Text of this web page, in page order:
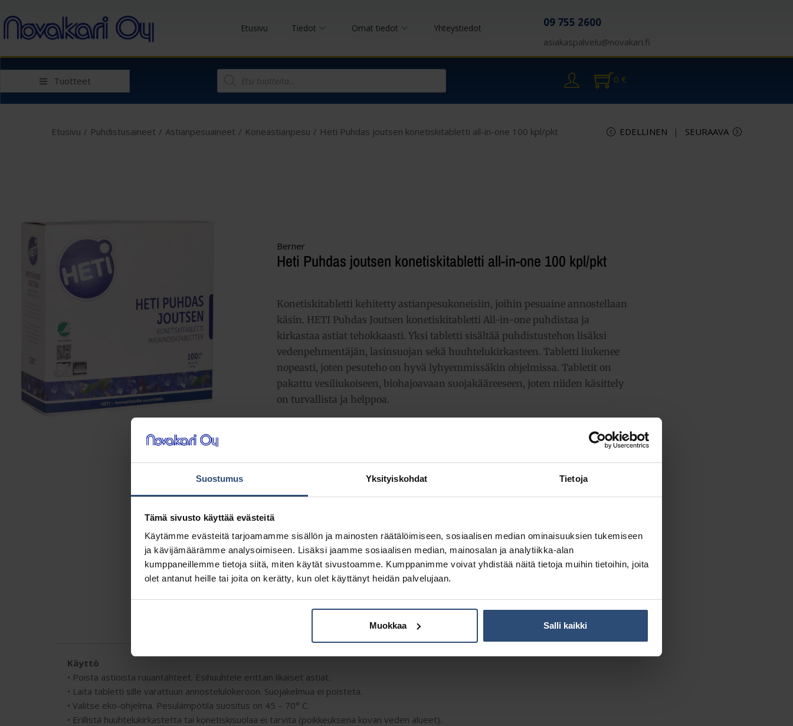
Suostumus Yksityiskohdat Tietoja
Tämä sivusto käyttää evästeitä
Käytämme evästeitä tarjoamamme sisällön ja mainosten räätälöimiseen, sosiaalisen median ominaisuuksien tukemiseen
ja kävijämäärämme analysoimiseen. Lisäksi jaamme sosiaalisen median, mainosalan ja analytiikka-alan
kumppaneillemme tietoja siitä, miten käytät sivustoamme. Kumppanimme voivat yhdistää näitä tietoja muihin tietoihin, joita
olet antanut heille tai joita on kerätty, kun olet käyttänyt heidän palvelujaan.
Muokkaa Salli kaikki
Etusivu Tiedot Omat tiedot Yhteystiedot 09 755 2600
asiakaspalvelu@novakari.fi
Tuotteet 0 €
Etusivu / Puhdistusaineet / Astianpesuaineet / Koneastianpesu / Heti Puhdas joutsen konetiskitabletti all-in-one 100 kpl/pkt EDELLINEN SEURAAVA
Berner
Heti Puhdas joutsen konetiskitabletti all-in-one 100 kpl/pkt
Konetiskitabletti kehitetty astianpesukoneisiin, joihin pesuaine annostellaan
käsin. HETI Puhdas Joutsen konetiskitabletti All-in-one puhdistaa ja
kirkastaa astiat tehokkaasti. Yksi tabletti sisältää puhdistustehon lisäksi
vedenpehmentäjän, lasinsuojan sekä huuhtelukirkasteen. Tabletti liukenee
nopeasti, joten pesuteho on hyvä lyhyemmissäkin ohjelmissa. Tabletit on
pakattu vesiliukoiseen, biohajoavaan suojakääreeseen, joten niiden käsittely
on turvallista ja helppoa.
21,36 €
Osasto:Koneastianpesu
Lisätiedot
Käyttö
• Poista astioista ruuantähteet. Esihuuhtele erittäin likaiset astiat.
• Laita tabletti sille varattuun annostelulokeroon. Suojakelmua ei poisteta.
• Valitse eko-ohjelma. Pesulämpötila suositus on 45 – 70° C.
• Erillistä huuhtelukirkastetta tai konetiskisuolaa ei tarvita (poikkeuksena kovan veden alueet).